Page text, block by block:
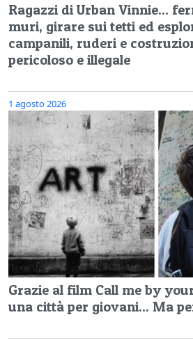
Ragazzi di Urban Vinnie...
muri, girare sui tetti ed
campanili, ruderi e
pericoloso e illegale
1 agosto 2026
Grazie al film Call me by
una città per giovani... Ma